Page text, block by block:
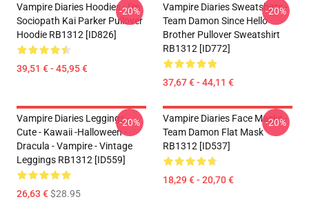
Vampire Diaries Hoodies - I'm
Sociopath Kai Parker Pullover
Hoodie RB1312 [ID826]
39,51 € - 45,95 €
-20%
Vampire Diaries Sweatshirts -
Team Damon Since Hello
Brother Pullover Sweatshirt
RB1312 [ID772]
37,67 € - 44,11 €
-20%
Vampire Diaries Leggings -
Cute - Kawaii -Halloween -
Dracula - Vampire - Vintage
Leggings RB1312 [ID559]
26,63 €$28.95
-20%
Vampire Diaries Face Masks -
Team Damon Flat Mask
RB1312 [ID537]
18,29 € - 20,70 €
-20%